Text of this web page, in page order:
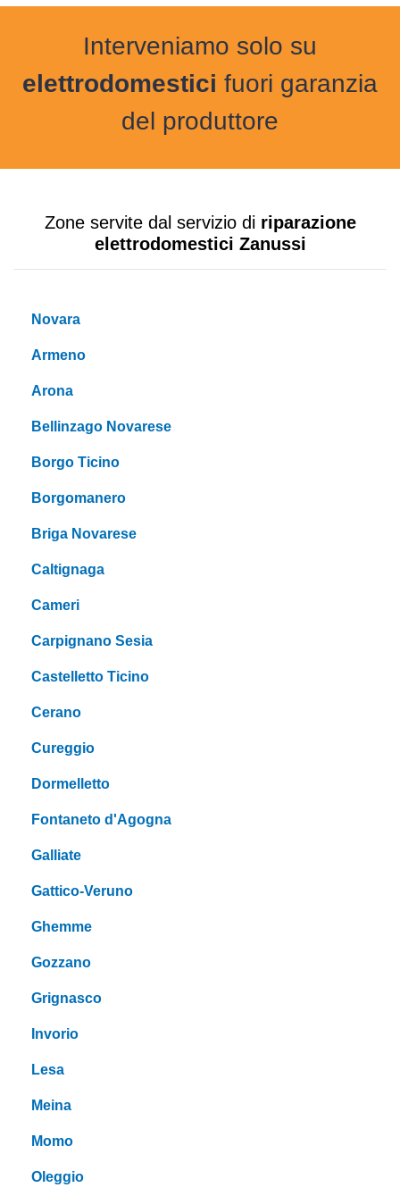
Interveniamo solo su
elettrodomestici fuori garanzia
del produttore
Zone servite dal servizio di riparazione
elettrodomestici Zanussi
Novara
Armeno
Arona
Bellinzago Novarese
Borgo Ticino
Borgomanero
Briga Novarese
Caltignaga
Cameri
Carpignano Sesia
Castelletto Ticino
Cerano
Cureggio
Dormelletto
Fontaneto d'Agogna
Galliate
Gattico-Veruno
Ghemme
Gozzano
Grignasco
Invorio
Lesa
Meina
Momo
Oleggio